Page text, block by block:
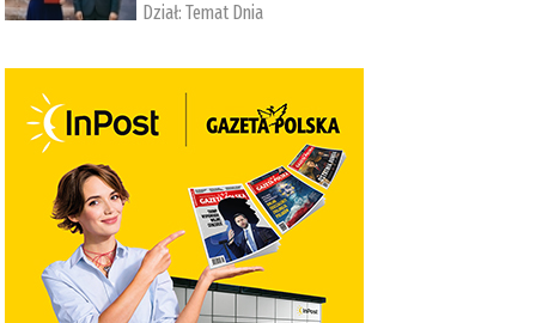
Dział:Temat Dnia